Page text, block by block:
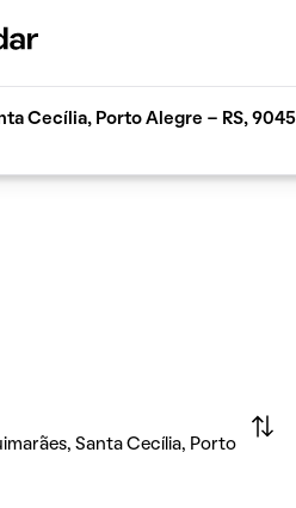
Cecília, Porto Alegre - RS,
Santa Cecília, Porto